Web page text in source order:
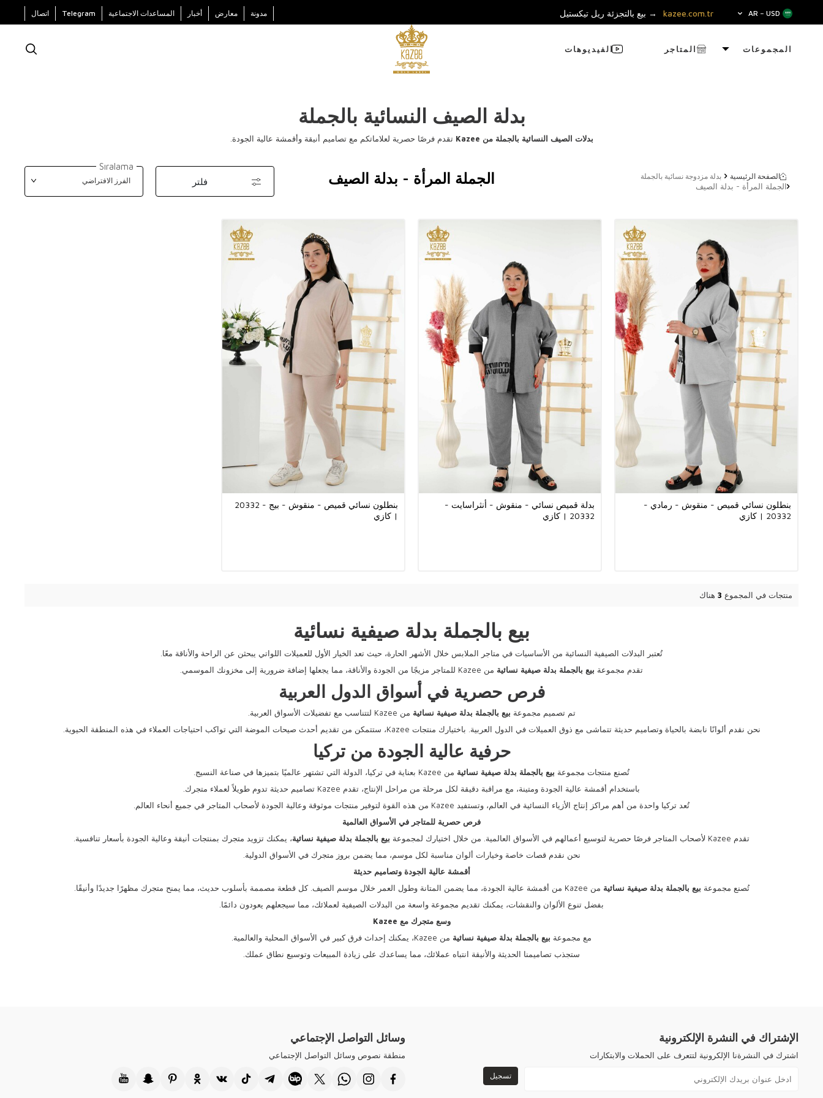
AR − USD
kazee.com.tr → بيع بالتجزئة ريل تيكستيل مدونة معارض أخبار المساعدات الاجتماعية Telegram اتصال
المجموعات المتاجر الفيديوهات
بدلة الصيف النسائية بالجملة
بدلات الصيف النسائية بالجملة من Kazee تقدم فرصًا حصرية لعلاماتكم مع تصاميم أنيقة وأقمشة عالية الجودة.
الصفحة الرئيسية بدلة مزدوجة نسائية بالجملة
الجملة المرأة - بدلة الصيف الجملة المرأة - بدلة الصيف فلتر
Sıralama
بنطلون نسائي قميص - منقوش - رمادي -
20332 | كازي
بدلة قميص نسائي - منقوش - أنثراسايت -
20332 | كازي
بنطلون نسائي قميص - منقوش - بيج - 20332
| كازي
منتجات في المجموع 3 هناك
بيع بالجملة بدلة صيفية نسائية
تُعتبر البدلات الصيفية النسائية من الأساسيات في متاجر الملابس خلال الأشهر الحارة، حيث تعد الخيار الأول للعميلات اللواتي يبحثن عن الراحة والأناقة معًا.
تقدم مجموعة بيع بالجملة بدلة صيفية نسائية من Kazee للمتاجر مزيجًا من الجودة والأناقة، مما يجعلها إضافة ضرورية إلى مخزونك الموسمي.
فرص حصرية في أسواق الدول العربية
تم تصميم مجموعة بيع بالجملة بدلة صيفية نسائية من Kazee لتتناسب مع تفضيلات الأسواق العربية.
نحن نقدم ألوانًا نابضة بالحياة وتصاميم حديثة تتماشى مع ذوق العميلات في الدول العربية. باختيارك منتجات Kazee، ستتمكن من تقديم أحدث صيحات الموضة التي تواكب احتياجات العملاء في هذه المنطقة الحيوية.
حرفية عالية الجودة من تركيا
تُصنع منتجات مجموعة بيع بالجملة بدلة صيفية نسائية من Kazee بعناية في تركيا، الدولة التي تشتهر عالميًا بتميزها في صناعة النسيج.
باستخدام أقمشة عالية الجودة ومتينة، مع مراقبة دقيقة لكل مرحلة من مراحل الإنتاج، تقدم Kazee تصاميم حديثة تدوم طويلاً لعملاء متجرك.
تُعد تركيا واحدة من أهم مراكز إنتاج الأزياء النسائية في العالم، وتستفيد Kazee من هذه القوة لتوفير منتجات موثوقة وعالية الجودة لأصحاب المتاجر في جميع أنحاء العالم.
فرص حصرية للمتاجر في الأسواق العالمية
تقدم Kazee لأصحاب المتاجر فرصًا حصرية لتوسيع أعمالهم في الأسواق العالمية. من خلال اختيارك لمجموعة
بيع بالجملة بدلة صيفية نسائية، يمكنك تزويد متجرك بمنتجات أنيقة وعالية الجودة بأسعار تنافسية.
نحن نقدم قصات خاصة وخيارات ألوان مناسبة لكل موسم، مما يضمن بروز متجرك في الأسواق الدولية.
أقمشة عالية الجودة وتصاميم حديثة
تُصنع مجموعة بيع بالجملة بدلة صيفية نسائية من Kazee من أقمشة عالية الجودة، مما يضمن المتانة وطول العمر خلال موسم الصيف. كل قطعة مصممة بأسلوب حديث، مما يمنح متجرك مظهرًا جديدًا وأنيقًا.
بفضل تنوع الألوان والنقشات، يمكنك تقديم مجموعة واسعة من البدلات الصيفية لعملائك، مما سيجعلهم يعودون دائمًا.
وسع متجرك مع Kazee
مع مجموعة بيع بالجملة بدلة صيفية نسائية من Kazee، يمكنك إحداث فرق كبير في الأسواق المحلية والعالمية.
ستجذب تصاميمنا الحديثة والأنيقة انتباه عملائك، مما يساعدك على زيادة المبيعات وتوسيع نطاق عملك.
الإشتراك في النشرة الإلكترونية
اشترك في النشرةنا الإلكرونية لتتعرف على الحملات والابتكارات
تسجيل
وسائل التواصل الإجتماعي
منطقة نصوص وسائل التواصل الإجتماعي